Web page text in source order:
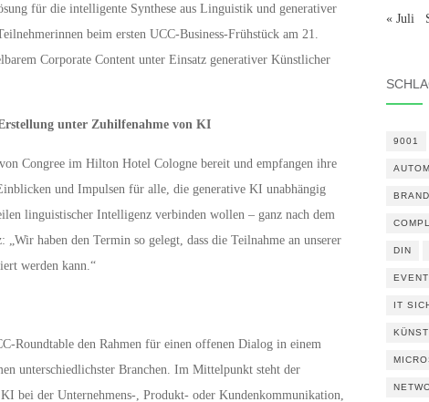
für die intelligente Synthese aus Linguistik und generativer
beim ersten UCC-Business-Frühstück am 21.
Corporate Content unter Einsatz generativer Künstlicher
unter Zuhilfenahme von KI
Congree im Hilton Hotel Cologne bereit und empfangen ihre
und Impulsen für alle, die generative KI unabhängig
linguistischer Intelligenz verbinden wollen – ganz nach dem
haben den Termin so gelegt, dass die Teilnahme an unserer
werden kann.“
Roundtable den Rahmen für einen offenen Dialog in einem
unterschiedlichster Branchen. Im Mittelpunkt steht der
bei der Unternehmens-, Produkt- oder Kundenkommunikation,
« Juli
9001
DIN
EVENT
IT